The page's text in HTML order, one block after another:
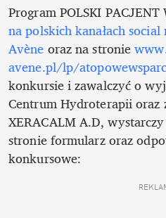
Program POLSKI
na polskich kanałach
Avène oraz na stronie
avene.pl/lp/
konkursie i zawalczyć o
Centrum Hydroterapii oraz
XERACALM A.D,
stronie formularz oraz
konkursowe: